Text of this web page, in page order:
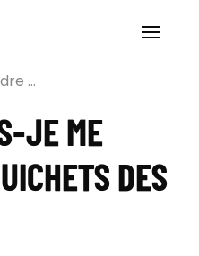
...
JE ME
DES